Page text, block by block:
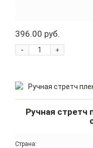
396.00 руб.
+
-
Ручная стретч
Страна: